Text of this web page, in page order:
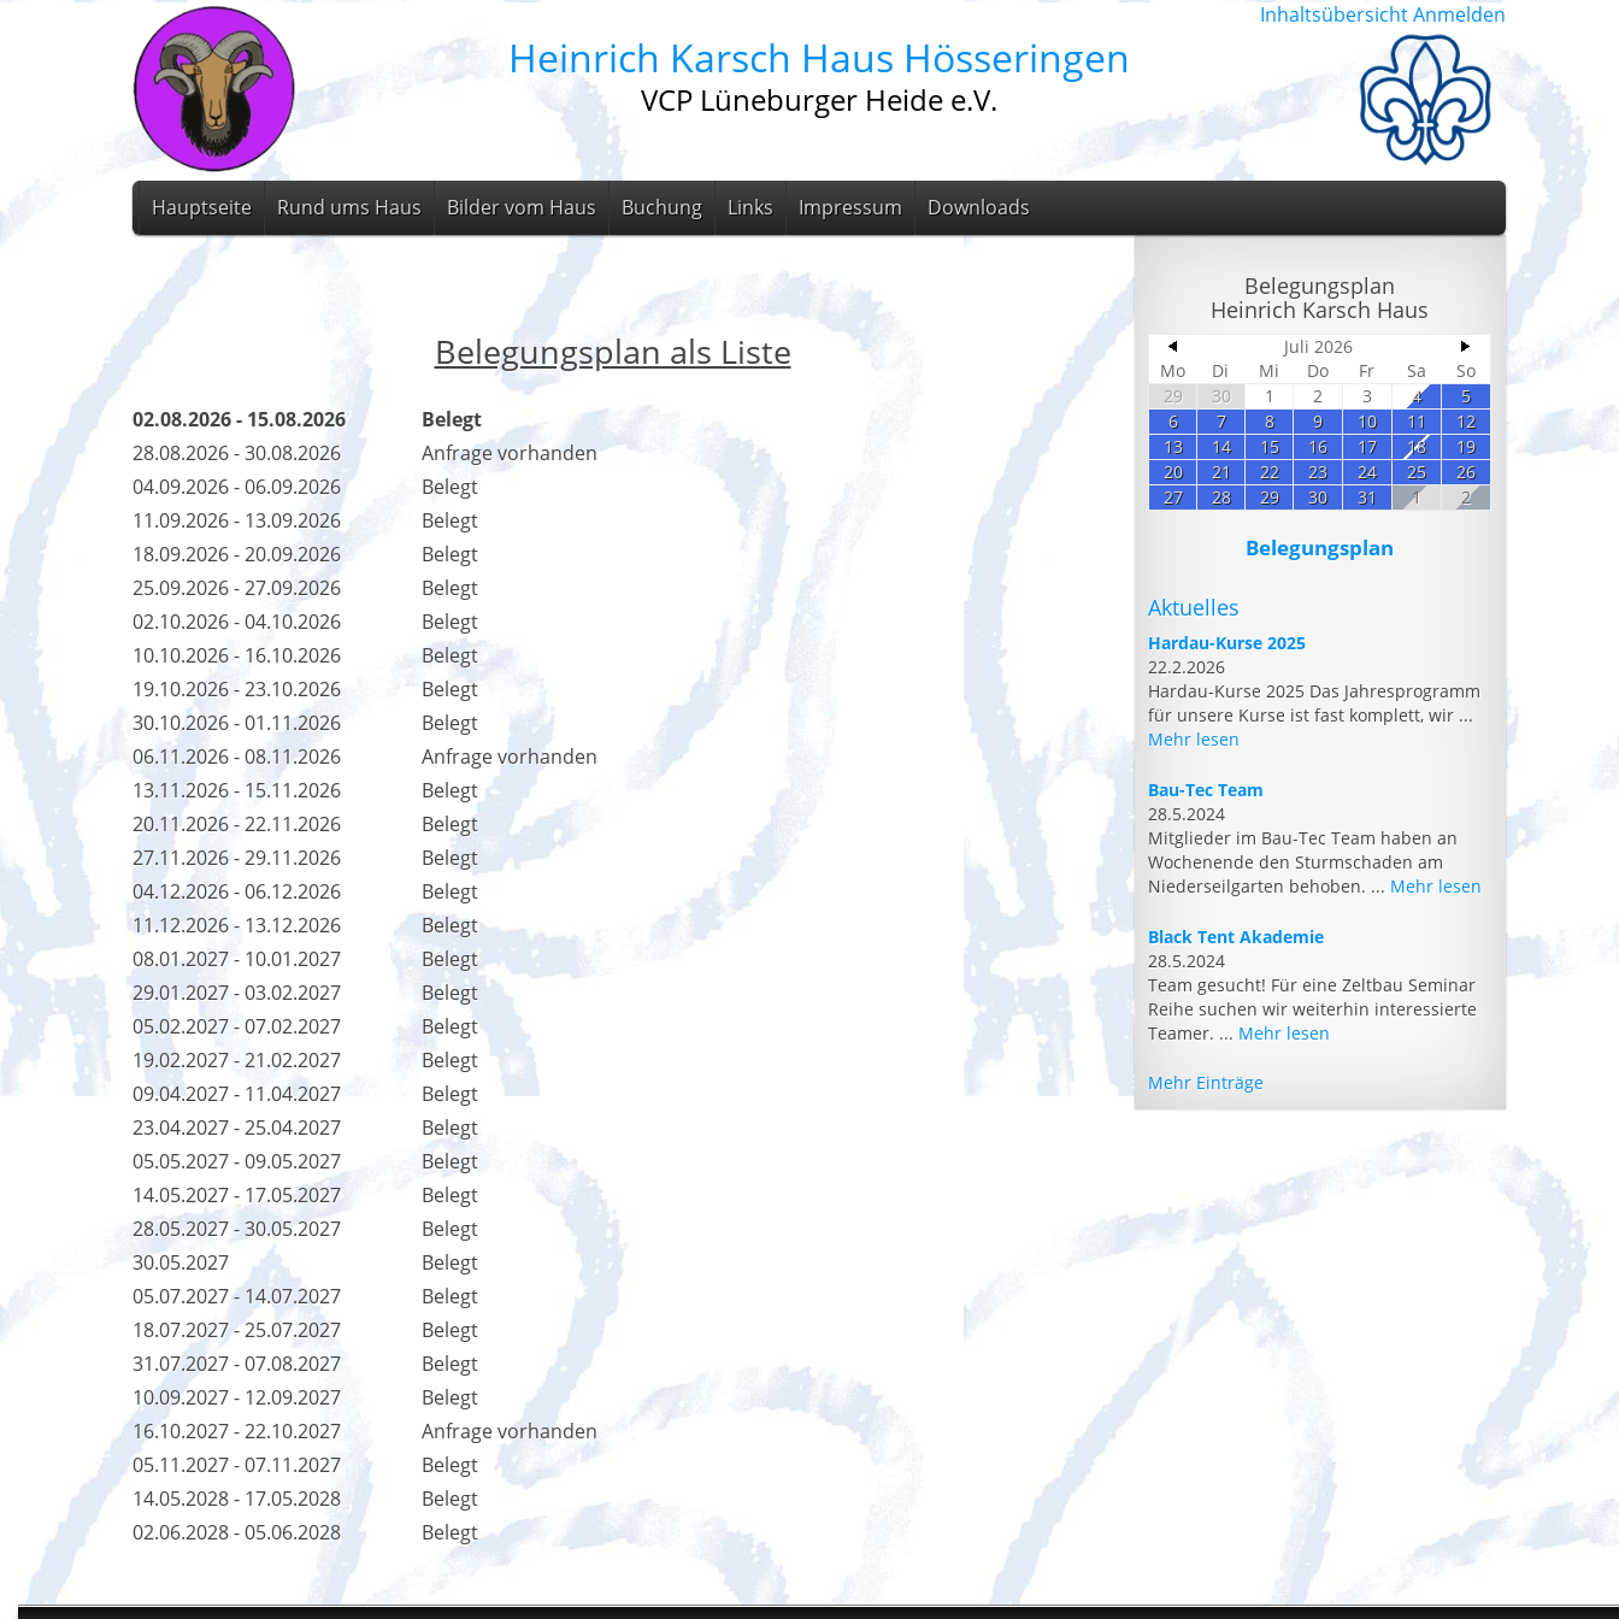
Inhaltsübersicht Anmelden
Heinrich Karsch Haus Hösseringen
VCP Lüneburger Heide e.V.
Hauptseite Rund ums Haus Bilder vom Haus Buchung Links Impressum Downloads
Belegungsplan als Liste
02.08.2026 - 15.08.2026
Belegt
28.08.2026 - 30.08.2026
Anfrage vorhanden
04.09.2026 - 06.09.2026
Belegt
11.09.2026 - 13.09.2026
Belegt
18.09.2026 - 20.09.2026
Belegt
25.09.2026 - 27.09.2026
Belegt
02.10.2026 - 04.10.2026
Belegt
10.10.2026 - 16.10.2026
Belegt
19.10.2026 - 23.10.2026
Belegt
30.10.2026 - 01.11.2026
Belegt
06.11.2026 - 08.11.2026
Anfrage vorhanden
13.11.2026 - 15.11.2026
Belegt
20.11.2026 - 22.11.2026
Belegt
27.11.2026 - 29.11.2026
Belegt
04.12.2026 - 06.12.2026
Belegt
11.12.2026 - 13.12.2026
Belegt
08.01.2027 - 10.01.2027
Belegt
29.01.2027 - 03.02.2027
Belegt
05.02.2027 - 07.02.2027
Belegt
19.02.2027 - 21.02.2027
Belegt
09.04.2027 - 11.04.2027
Belegt
23.04.2027 - 25.04.2027
Belegt
05.05.2027 - 09.05.2027
Belegt
14.05.2027 - 17.05.2027
Belegt
28.05.2027 - 30.05.2027
Belegt
30.05.2027
Belegt
05.07.2027 - 14.07.2027
Belegt
18.07.2027 - 25.07.2027
Belegt
31.07.2027 - 07.08.2027
Belegt
10.09.2027 - 12.09.2027
Belegt
16.10.2027 - 22.10.2027
Anfrage vorhanden
05.11.2027 - 07.11.2027
Belegt
14.05.2028 - 17.05.2028
Belegt
02.06.2028 - 05.06.2028
Belegt
Belegungsplan
Heinrich Karsch Haus
Juli 2026
Mo
Di Mi Do Fr Sa
So
29
30 1 2 3 4
5
6
7 8 9 10 11
12
13
14 15 16 17 18
19
20
21 22 23 24 25
26
27
28 29 30 31 1 2
Belegungsplan
Aktuelles
Hardau-Kurse 2025
22.2.2026
Hardau-Kurse 2025 Das Jahresprogramm
für unsere Kurse ist fast komplett, wir ...
Mehr lesen
Bau-Tec Team
28.5.2024
Mitglieder im Bau-Tec Team haben an
Wochenende den Sturmschaden am
Niederseilgarten behoben. ... Mehr lesen
Black Tent Akademie
28.5.2024
Team gesucht! Für eine Zeltbau Seminar
Reihe suchen wir weiterhin interessierte
Teamer. ... Mehr lesen
Mehr Einträge